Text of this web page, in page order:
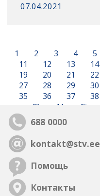
07.04.2021
1 2 3 4 5
11
12 13 14
19
20 21 22
27
28 29 30
35
36 37 38
43
44 45
688 0000
kontakt@stv.ee
Помощь
Контакты